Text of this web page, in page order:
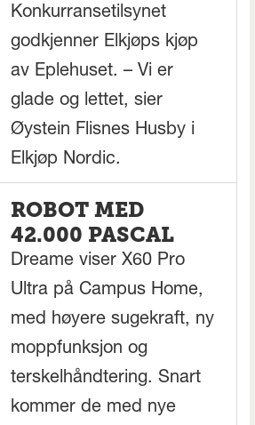
Konkurransetilsynet
godkjenner Elkjøps kjøp
av Eplehuset. – Vi er
glade og lettet, sier
Øystein Flisnes Husby i
Elkjøp Nordic.
ROBOT MED
42.000 PASCAL
Dreame viser X60 Pro
Ultra på Campus Home,
med høyere sugekraft, ny
moppfunksjon og
terskelhåndtering. Snart
kommer de med nye